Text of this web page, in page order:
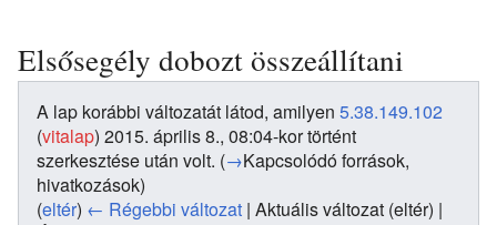
Elsősegély dobozt összeállítani
A lap korábbi változatát látod, amilyen 5.38.149.102
(vitalap) 2015. április 8., 08:04-kor történt
szerkesztése után volt. (→Kapcsolódó források,
hivatkozások)
(eltér) ← Régebbi változat | Aktuális változat (eltér) |